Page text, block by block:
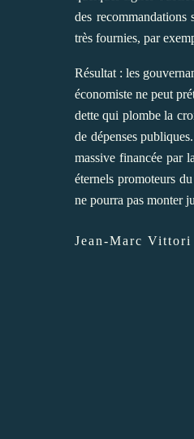
des
très fournies, par
Résultat : les
économiste ne peut
dette qui plombe la
de dépenses
massive financée par
éternels promoteurs
ne pourra pas monter
Jean-Marc Vittori